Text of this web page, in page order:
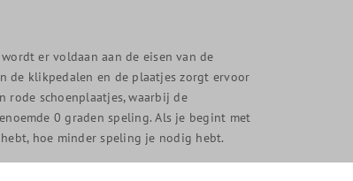
er voldaan aan de eisen van de
de klikpedalen en de plaatjes zorgt ervoor
rode schoenplaatjes, waarbij de
0 graden speling. Als je begint met
hoe minder speling je nodig hebt.